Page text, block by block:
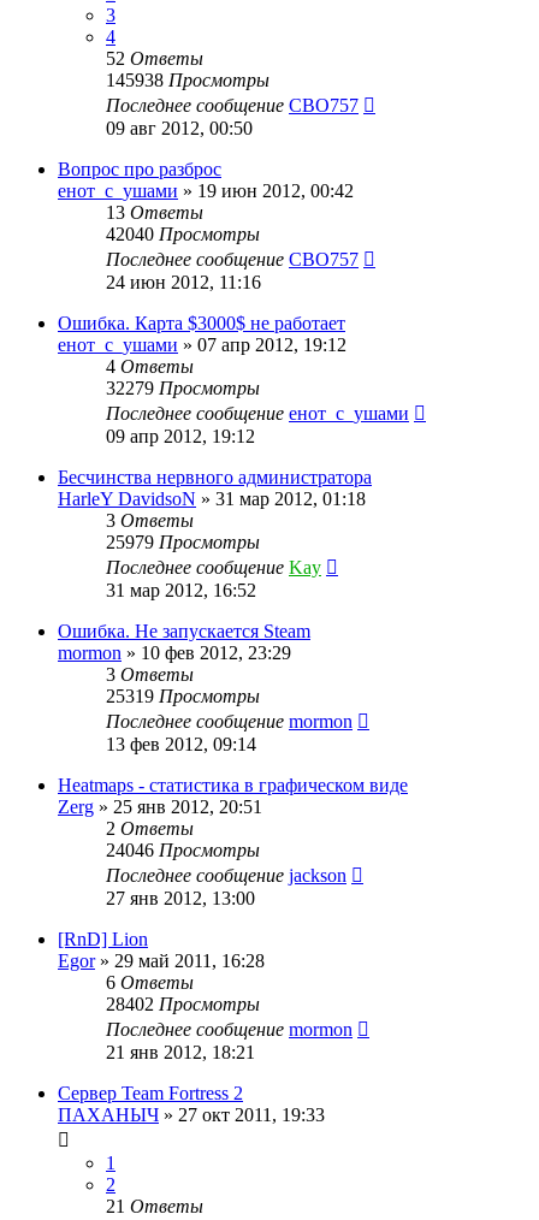
3
4
52 Ответы
145938 Просмотры
Последнее сообщение CBO757
09 авг 2012, 00:50
Вопрос про разброс
енот_с_ушами » 19 июн 2012, 00:42
13 Ответы
42040 Просмотры
Последнее сообщение CBO757
24 июн 2012, 11:16
Ошибка. Карта $3000$ не работает
енот_с_ушами » 07 апр 2012, 19:12
4 Ответы
32279 Просмотры
Последнее сообщение енот_с_ушами
09 апр 2012, 19:12
Бесчинства нервного администратора
HarleY DavidsoN » 31 мар 2012, 01:18
3 Ответы
25979 Просмотры
Последнее сообщение Kay
31 мар 2012, 16:52
Ошибка. Не запускается Steam
mormon » 10 фев 2012, 23:29
3 Ответы
25319 Просмотры
Последнее сообщение mormon
13 фев 2012, 09:14
Heatmaps - статистика в графическом виде
Zerg » 25 янв 2012, 20:51
2 Ответы
24046 Просмотры
Последнее сообщение jackson
27 янв 2012, 13:00
[RnD] Lion
Egor» 29 май 2011, 16:28
6 Ответы
28402 Просмотры
Последнее сообщение mormon
21 янв 2012, 18:21
Сервер Team Fortress 2
ПАХАНЫЧ » 27 окт 2011, 19:33
1
2
21 Ответы